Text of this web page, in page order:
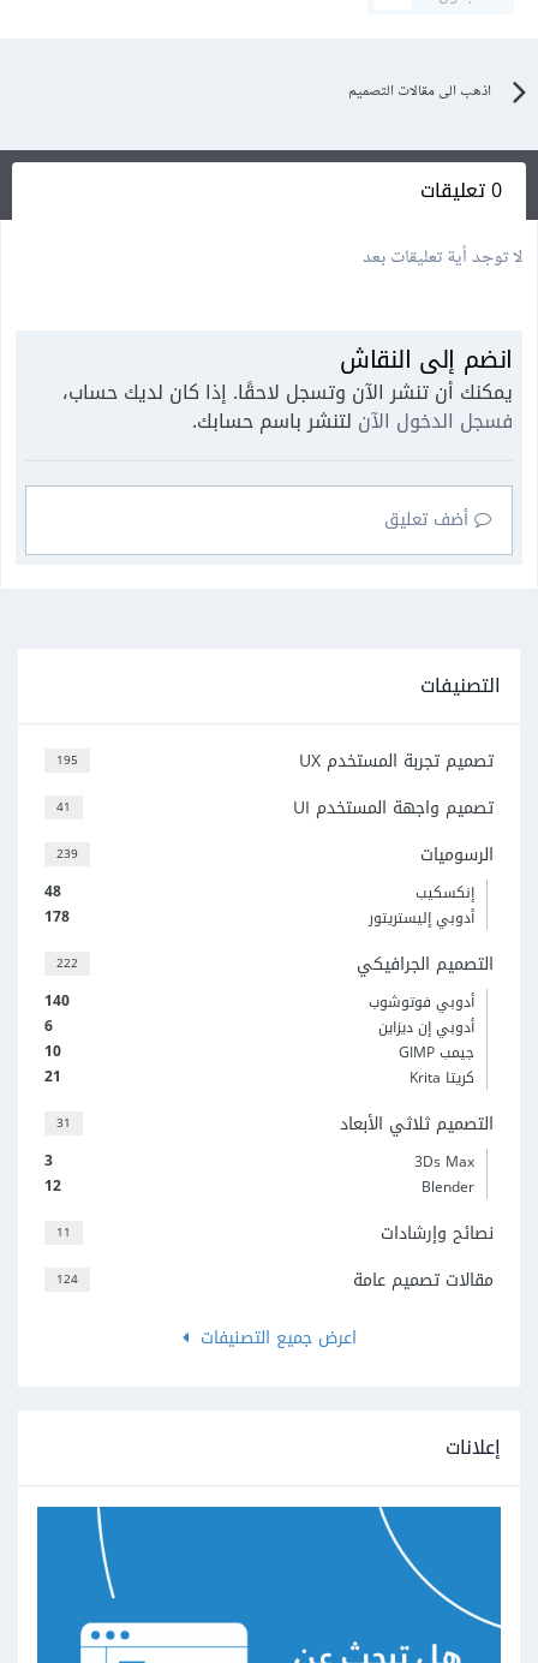
اذهب الى مقالات التصميم
0 تعليقات
لا توجد أية تعليقات بعد
انضم إلى النقاش
يمكنك أن تنشر الآن وتسجل لاحقًا. إذا كان لديك حساب،
فسجل الدخول الآن لتنشر باسم حسابك.
أضف تعليق
التصنيفات
195 تصميم تجربة المستخدم UX
41 تصميم واجهة المستخدم UI
239 الرسوميات
48
إنكسكيب
178
أدوبي إليستريتور
222 التصميم الجرافيكي
140
أدوبي فوتوشوب
6
أدوبي إن ديزاين
10
جيمب GIMP
21
كريتا Krita
31 التصميم ثلاثي الأبعاد
3
3Ds Max
12
Blender
11 نصائح وإرشادات
124
مقالات تصميم عامة
اعرض جميع التصنيفات
إعلانات